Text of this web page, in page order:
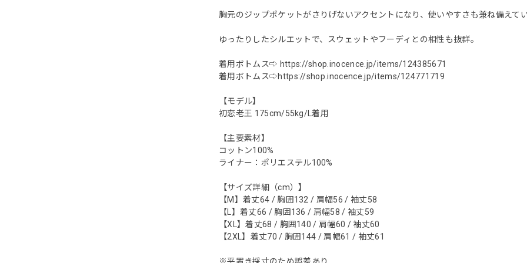
胸元のジップポケットがさりげないアクセントになり、使いやすさも兼ね備えて
ゆったりしたシルエットで、スウェットやフーディとの相性も抜群。
着用ボトムス⇨ https://shop.inocence.jp/items/124385671
着用ボトムス⇨https://shop.inocence.jp/items/124771719
【モデル】
初恋老王 175cm/55kg/L着用
【主要素材】
コットン100%
ライナー：ポリエステル100%
【サイズ詳細（cm）】
【M】着丈64 / 胸囲132 / 肩幅56 / 袖丈58
【L】着丈66 / 胸囲136 / 肩幅58 / 袖丈59
【XL】着丈68 / 胸囲140 / 肩幅60 / 袖丈60
【2XL】着丈70 / 胸囲144 / 肩幅61 / 袖丈61
※平置き採寸のため誤差あり